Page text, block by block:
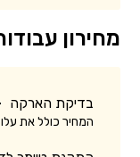
מחירון
בדיקת הארקה
המחיר כולל את